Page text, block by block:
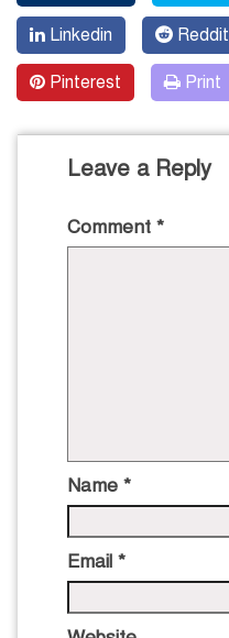
Linkedin Reddit
Pinterest Print
Leave a Reply
Comment *
Name *
Email *